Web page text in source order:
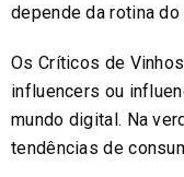
depende da rotina do
Os Críticos de
influencers ou
mundo digital. Na
tendências de